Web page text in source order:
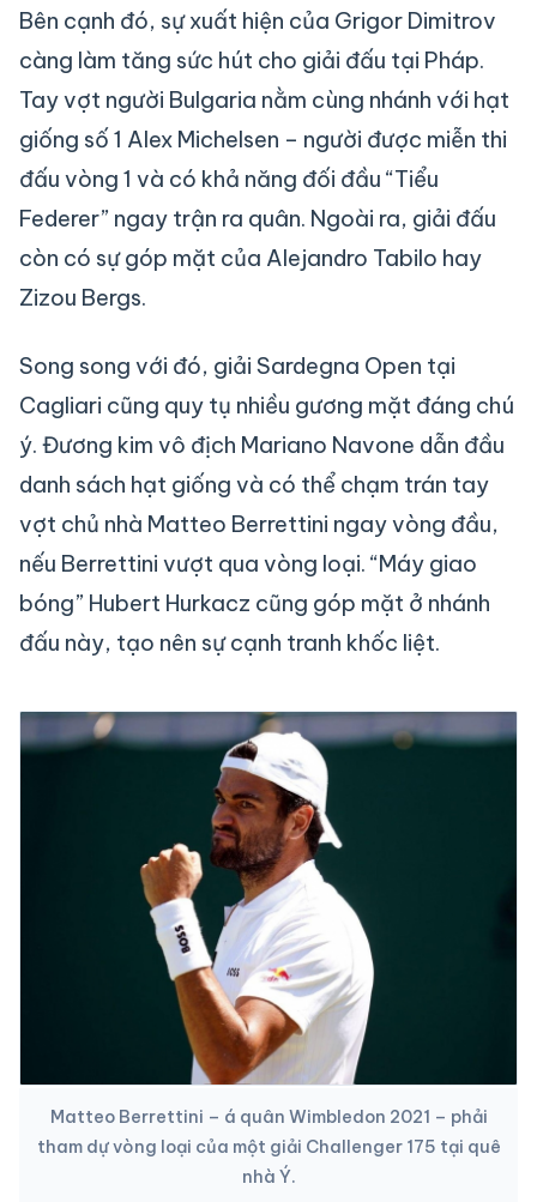
Bên cạnh đó, sự xuất hiện của Grigor Dimitrov
càng làm tăng sức hút cho giải đấu tại Pháp.
Tay vợt người Bulgaria nằm cùng nhánh với hạt
giống số 1 Alex Michelsen – người được miễn thi
đấu vòng 1 và có khả năng đối đầu “Tiểu
Federer” ngay trận ra quân. Ngoài ra, giải đấu
còn có sự góp mặt của Alejandro Tabilo hay
Zizou Bergs.
Song song với đó, giải Sardegna Open tại
Cagliari cũng quy tụ nhiều gương mặt đáng chú
ý. Đương kim vô địch Mariano Navone dẫn đầu
danh sách hạt giống và có thể chạm trán tay
vợt chủ nhà Matteo Berrettini ngay vòng đầu,
nếu Berrettini vượt qua vòng loại. “Máy giao
bóng” Hubert Hurkacz cũng góp mặt ở nhánh
đấu này, tạo nên sự cạnh tranh khốc liệt.
Matteo Berrettini – á quân Wimbledon 2021 – phải
tham dự vòng loại của một giải Challenger 175 tại quê
nhà Ý.